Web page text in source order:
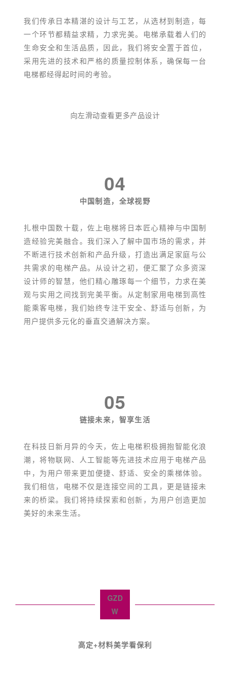
我们传承日本精湛的设计与工艺，从选材到制造，每
一个环节都精益求精，力求完美。电梯承载着人们的
生命安全和生活品质，因此，我们将安全置于首位，
采用先进的技术和严格的质量控制体系，确保每一台
电梯都经得起时间的考验。
向左滑动查看更多产品设计
04
中国制造，全球视野
扎根中国数十载，佐上电梯将日本匠心精神与中国制
造经验完美融合。我们深入了解中国市场的需求，并
不断进行技术创新和产品升级，打造出满足家庭与公
共需求的电梯产品。从设计之初，便汇聚了众多资深
设计师的智慧，他们精心雕琢每一个细节，力求在美
观与实用之间找到完美平衡。从定制家用电梯到高性
能乘客电梯，我们始终专注干安全、舒适与创新，为
用户提供多元化的垂直交通解决方案。
05
链接未来，智享生活
在科技日新月异的今天，佐上电梯积极拥抱智能化浪
潮，将物联网、人工智能等先进技术应用于电梯产品
中，为用户带来更加便捷、舒适、安全的乘梯体验。
我们相信，电梯不仅是连接空间的工具，更是链接未
来的桥梁。我们将持续探索和创新，为用户创造更加
美好的未来生活。
GZD
W
高定+材料美学看保利